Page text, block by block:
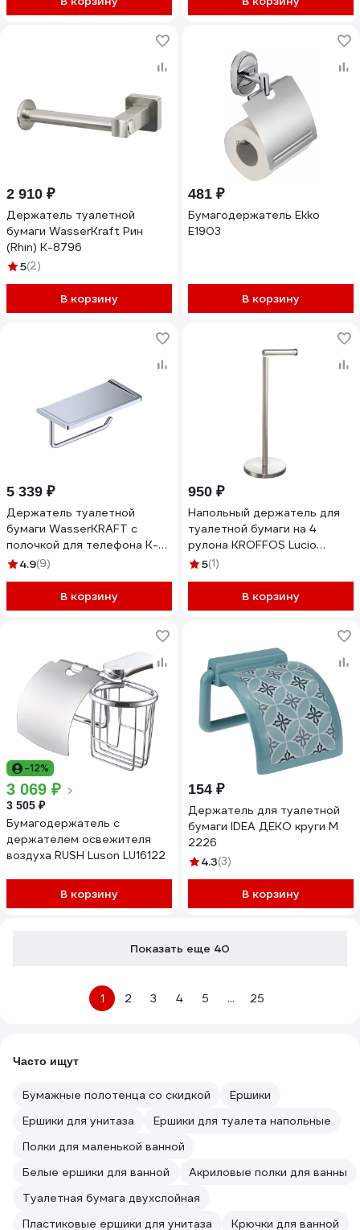
2 910 ₽
Держатель туалетной
бумаги WasserKraft Рин
(Rhin) K-8796
5(2)
В корзину
481 ₽
Бумагодержатель Ekko
E1903
В корзину
5 339 ₽
Держатель туалетной
бумаги WasserKRAFT с
полочкой для телефона K-
1325
4.9(9)
В корзину
950 ₽
Напольный держатель для
туалетной бумаги на 4
рулона KROFFOS Lucio
890200
5(1)
В корзину
-12%
3 069 ₽
3 505 ₽
Бумагодержатель с
держателем освежителя
воздуха RUSH Luson LU16122
В корзину
154 ₽
Держатель для туалетной
бумаги IDEA ДЕКО круги М
2226
4.3(3)
В корзину
Показать еще 40
1 2 3 4 5 ... 25
Часто ищут
Бумажные полотенца со скидкой
Ершики
Ершики для унитаза
Ершики для туалета напольные
Полки для маленькой ванной
Белые ершики для ванной
Акриловые полки для ванны
Туалетная бумага двухслойная
Пластиковые ершики для унитаза
Крючки для ванной